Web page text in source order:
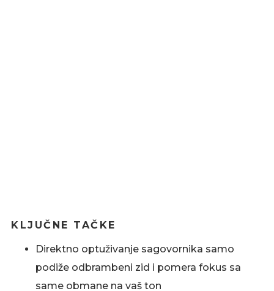
KLJUČNE TAČKE
Direktno optuživanje sagovornika samo
podiže odbrambeni zid i pomera fokus sa
same obmane na vaš ton